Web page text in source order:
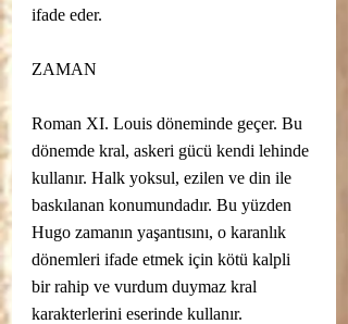
ifade eder.
ZAMAN
Roman XI. Louis döneminde geçer. Bu
dönemde kral, askeri gücü kendi lehinde
kullanır. Halk yoksul, ezilen ve din ile
baskılanan konumundadır. Bu yüzden
Hugo zamanın yaşantısını, o karanlık
dönemleri ifade etmek için kötü kalpli
bir rahip ve vurdum duymaz kral
karakterlerini eserinde kullanır.